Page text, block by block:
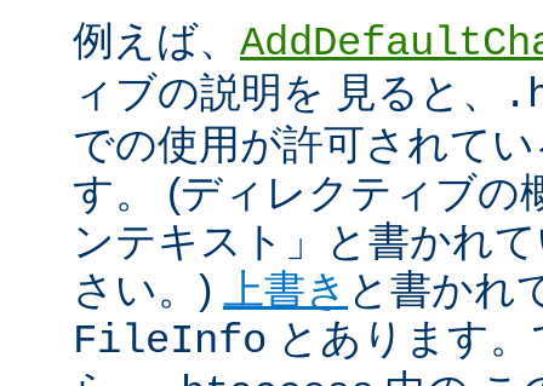
例えば、
ィブの説明を 見ると、
での使用が許可されて
す。 (ディレクティブの
ンテキスト」と書かれ
さい。)
上書き と書かれ
FileInfo とあります